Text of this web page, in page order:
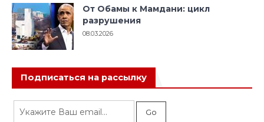
От Обамы к Мамдани: цикл
разрушения
08.03.2026
Подписаться на рассылку